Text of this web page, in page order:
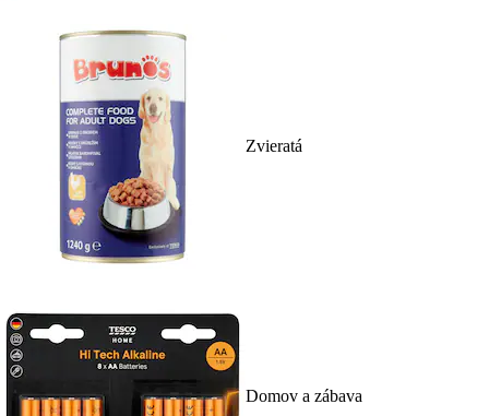
Zvieratá
Domov a zábava